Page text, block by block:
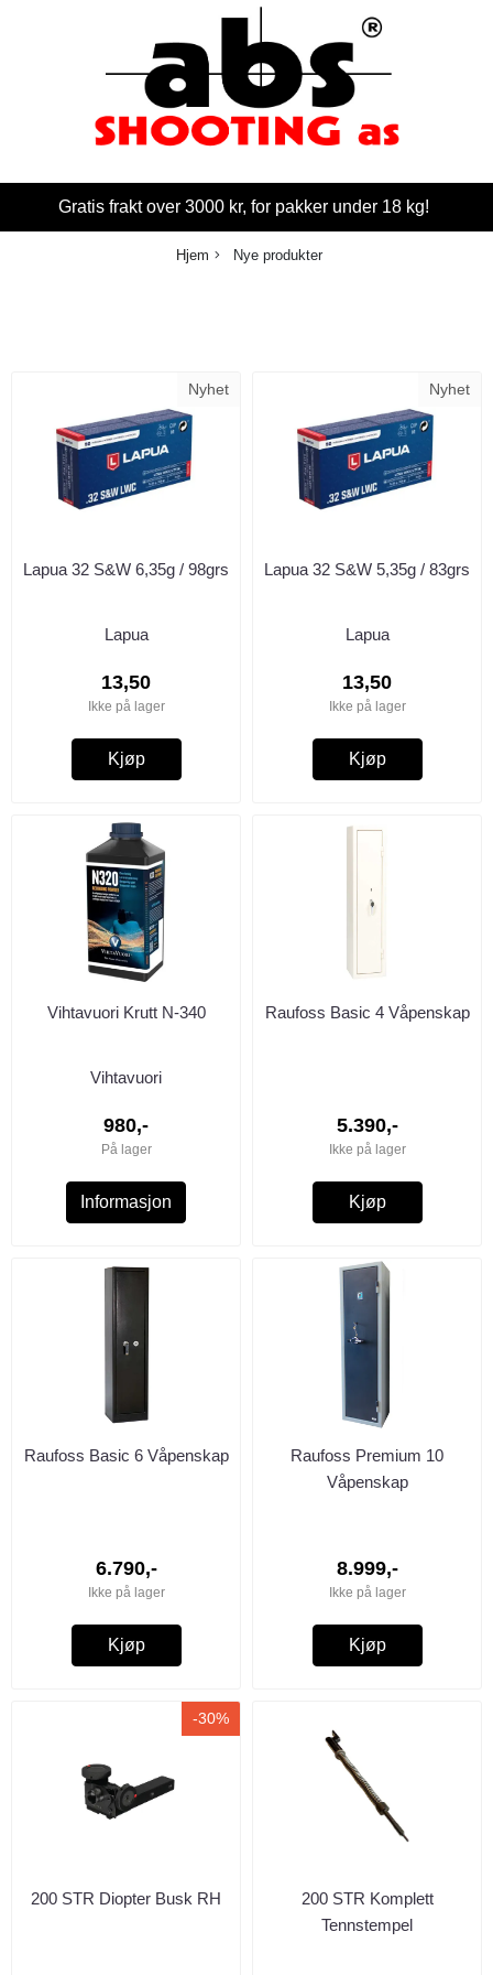
Gratis frakt over 3000 kr, for pakker under 18 kg!
Hjem Nye produkter
Nyhet
Lapua 32 S&W 6,35g / 98grs
Lapua
13,50
Ikke på lager
Kjøp
Nyhet
Lapua 32 S&W 5,35g / 83grs
Lapua
13,50
Ikke på lager
Kjøp
Vihtavuori Krutt N-340
Vihtavuori
980,-
På lager
Informasjon
Raufoss Basic 4 Våpenskap
5.390,-
Ikke på lager
Kjøp
Raufoss Basic 6 Våpenskap
6.790,-
Ikke på lager
Kjøp
Raufoss Premium 10
Våpenskap
8.999,-
Ikke på lager
Kjøp
-30%
200 STR Diopter Busk RH
200 STR Komplett
Tennstempel